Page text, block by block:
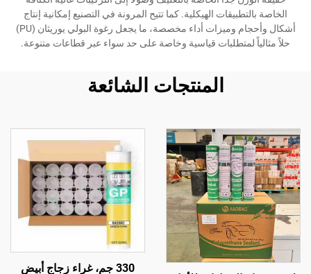
الخاصة بالتطبيقات الهيكلية. كما تتيح المرونة في التصنيع إمكانية إنتاج
أشكال وأحجام وميزات أداء مخصصة، ما يجعل رغوة البولي يوريثان (PU)
حلاً مثالياً لمتطلبات قياسية وخاصة على حد سواء عبر قطاعات متنوعة.
المنتجات الشائعة
330 جم، غراء زجاج أبيض